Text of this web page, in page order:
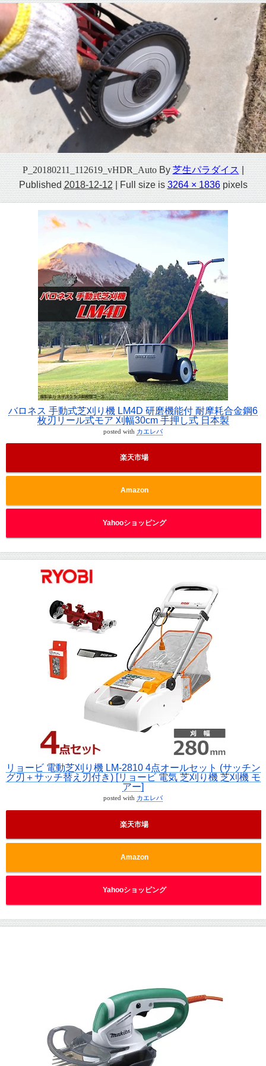
P_20180211_112619_vHDR_Auto By 芝生パラダイス
Published 2018-12-12 |Full size is3264 × 1836pixels
バロネス 手動式芝刈り機 LM4D 研磨機能付 耐摩耗合金鋼6
枚刃リール式モア 刈幅30cm 手押し式 日本製
posted with カエレバ
楽天市場
Amazon
Yahooショッピング
リョービ 電動芝刈り機 LM-2810 4点オールセット (サッチン
グ刃＋サッチ替え刃付き) [リョービ 電気 芝刈り機 芝刈機 モ
アー]
posted with カエレバ
楽天市場
Amazon
Yahooショッピング